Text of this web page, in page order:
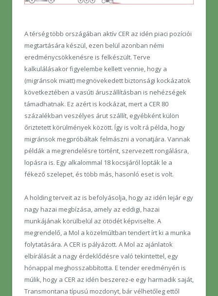
A térség több országában aktív CER az idén piaci pozíciói
megtartására készül, ezen belül azonban némi
eredménycsökkenésre is felkészült. Terve
kalkulálásakor figyelembe kellett vennie, hogy a
(migránsok miatt) megnövekedett biztonsági kockázatok
következtében a vasúti áruszállításban is nehézségek
támadhatnak. Ez azért is kockázat, mert a CER 80
százalékban veszélyes árut szállít, egyébként külön
őriztetett körülmények között. Így is volt rá példa, hogy
migránsok megpróbáltak felmászni a vonatjára. Vannak
példák a megrendelésre történt, szervezett rongálásra,
lopásra is. Egy alkalommal 18 kocsijáról lopták le a
fékező szelepet, és több más, hasonló eset is volt.
A holding terveit az is befolyásolja, hogy az idén lejár egy
nagy hazai megbízása, amely az eddigi, hazai
munkájának körülbelül az ötödét képviselte. A
megrendelő, a Mol a közelmúltban tendert írt ki a munka
folytatására. A CER is pályázott. A Mol az ajánlatok
elbírálását a nagy érdeklődésre való tekintettel, egy
hónappal meghosszabbította. E tender eredményén is
múlik, hogy a CER az idén beszerez-e egy harmadik saját,
Transmontana típusú mozdonyt, bár vélhetőleg ettől